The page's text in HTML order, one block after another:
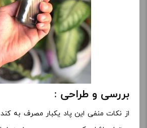
بررسی و طراحی :
از نکات منفی این پاد یکبار مصرف به